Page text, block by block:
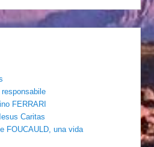
FERRARI
Caritas
FOUCAULD, una vida